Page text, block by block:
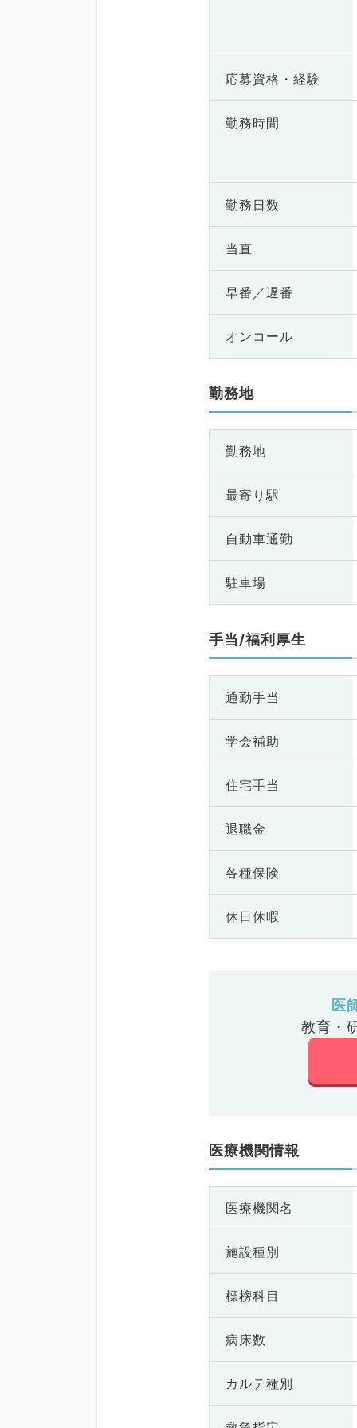
応募資格・ 経験
勤務時間
勤務日数
当直
早番／遅番
オンコール
勤務地
勤務地
最寄り駅
自動車通勤
駐車場
手当/福利厚生
通勤手当
学会補助
住宅手当
退職金
各種保険
休日休暇
医
教育・
医療機関情報
医療機関名
施設種別
標榜科目
病床数
カルテ種別